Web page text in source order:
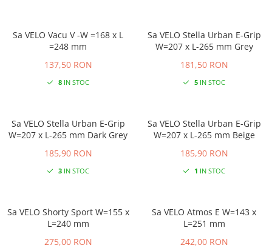
Sa VELO Vacu V -W =168 x L
=248 mm
137,50 RON
8IN STOC
Sa VELO Stella Urban E-Grip
W=207 x L-265 mm Grey
181,50 RON
5IN STOC
Sa VELO Stella Urban E-Grip
W=207 x L-265 mm Dark Grey
185,90 RON
3IN STOC
Sa VELO Stella Urban E-Grip
W=207 x L-265 mm Beige
185,90 RON
1 IN STOC
Sa VELO Shorty Sport W=155 x
L=240 mm
275,00 RON
Sa VELO Atmos E W=143 x
L=251 mm
242,00 RON